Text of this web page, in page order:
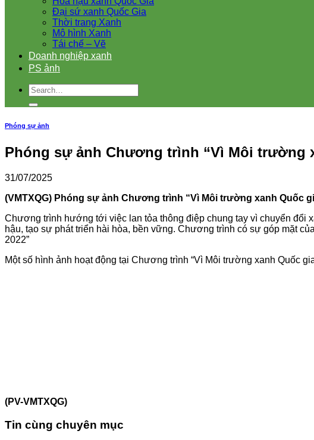
Đại sứ xanh Quốc Gia
Thời trang Xanh
Mô hình Xanh
Tái chế – Vẽ
Doanh nghiệp xanh
PS ảnh
Phóng sự ảnh
Phóng sự ảnh Chương trình “Vì Môi trường
31/07/2025
(VMTXQG) Phóng sự ảnh Chương trình “Vì Môi trường xanh Quốc
Chương trình hướng tới việc lan tỏa thông điệp chung tay vì chuyển đổi
hậu, tạo sự phát triển hài hòa, bền vững. Chương trình có sự góp mặt
2022”
Một số hình ảnh hoạt động tại Chương trình “Vì Môi trường xanh Quốc
(PV-VMTXQG)
Tin cùng chuyên mục